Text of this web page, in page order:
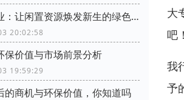
厨房设备回收企业：让闲置资源焕发新生的绿色力量
20:02:58
保价值与市场前景分析
19:59:29
的商机与环保价值，你知道吗
大
吧
我
予